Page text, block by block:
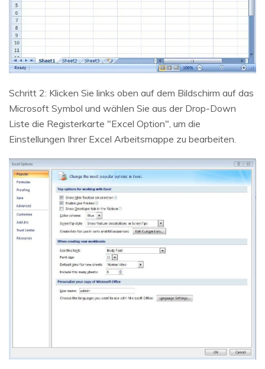
Schritt 2: Klicken Sie links oben auf dem Bildschirm auf das
Microsoft Symbol und wählen Sie aus der Drop-Down
Liste die Registerkarte "Excel Option", um die
Einstellungen Ihrer Excel Arbeitsmappe zu bearbeiten.